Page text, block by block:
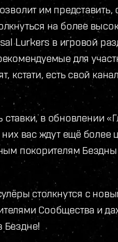
им представить,
на более
Lurkers в игровой
для
есть свой
ставки, в обновлении
вас ждут ещё более
покорителям Бездны
столкнутся с
Сообщества и
Бездне!